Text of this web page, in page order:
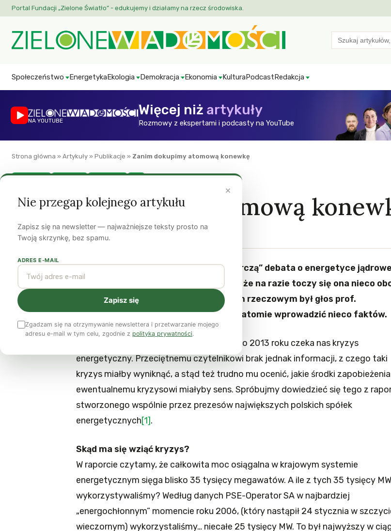
Portal Fundacji „Zielone Światło” - edukujemy i działamy na rzecz środowiska.
Search
for:
Społeczeństwo EnergetykaEkologia Demokracja Ekonomia KulturaPodcastRedakcja
NA YOUTUBE
Więcej niż artykuły
Rozmowy z ekspertami i podcasty na YouTube
Strona główna » Artykuły » Publikacje » Zanim dokupimy atomową konewkę
Zanim dokupimy atomową
Wojciech Kłosowski2 sierpnia 2009
Zapoczątkowana przez „Gazetę Wyborczą” debata o energetyce
Polsce jest bardzo potrzebna. Szkoda, że na razie toczy się ona nieco
tematu, a jedynym dotychczas głosem rzeczowym był głos prof.
Żmijewskiego. Spróbujmy do debaty o atomie wprowadzić nieco faktów.
Ostatnio wielokrotnie słyszeliśmy, że około 2013 roku czeka nas kryzys
energetyczny. Przeciętnemu czytelnikowi brak jednak informacji, z czego taki
kryzys miałby wyniknąć, a stąd też trudno mu ocenić, jakie środki zapobieżenia
ewentualnemu kryzysowi miałyby sens. Spróbujmy dowiedzieć się tego z
stworzonego wspólnie przez prezesów największych polskich spółek
energetycznych[1].
Skąd ma się wziąć kryzys?
W raporcie czytamy, że całkowita moc osiągalna w krajowym systemie
energetycznym sięga blisko 35 tysięcy megawatów. A ile z tych 35 tysięcy MW
wykorzystywaliśmy? Według danych PSE-Operator SA w najbardziej
„energochłonnym” momencie roku 2006, (który nastąpił 24 stycznia w
wieczornym) wykorzystaliśmy… niecałe 25 tysięcy MW. To był najwyższy w
×
Nie przegap kolejnego artykułu
Zapisz się na newsletter — najważniejsze teksty prosto na
Twoją skrzynkę, bez spamu.
ADRES E-MAIL
Zapisz się
Zgadzam się na otrzymywanie newslettera i przetwarzanie mojego
adresu e-mail w tym celu, zgodnie z polityką prywatności.